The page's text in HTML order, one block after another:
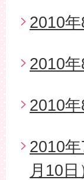
2010
2010
2010
2010
月10日